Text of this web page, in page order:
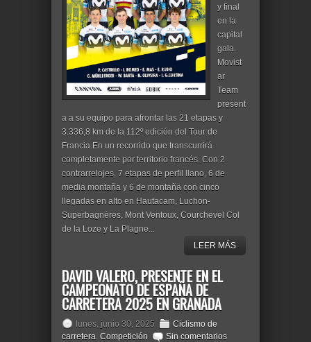
y final
en la
capital
gala.
Movist
ar
Team
present
a a su equipo para afrontar las 21 etapas y
3.336,8 km de la 112º edición del Tour de
Francia.En un recorrido que transcurrirá
completamente por territorio francés. Con 2
contrarrelojes, 7 etapas de perfil llano, 6 de
media montaña y 6 de montaña con cinco
llegadas en alto en Hautacam, Luchon-
Superbagnères, Mont Ventoux, Courchevel Col
de la Loze y La Plagne...
LEER MÁS
DAVID VALERO, PRESENTE EN EL
CAMPEONATO DE ESPAÑA DE
CARRETERA 2025 EN GRANADA
lunes, junio 30, 2025
Ciclismo de
carretera, Competición
Sin comentarios